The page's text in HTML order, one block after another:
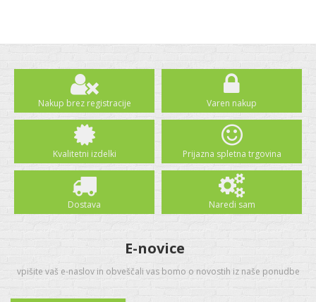
Nakup brez registracije Varen nakup
Kvalitetni izdelki Prijazna spletna trgovina
Dostava Naredi sam
E-novice
vpišite vaš e-naslov in obveščali vas bomo o novostih iz naše ponudbe